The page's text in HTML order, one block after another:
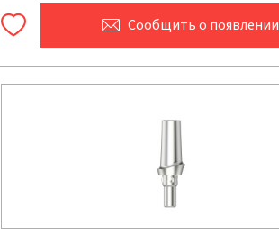
Сообщитьо появлении